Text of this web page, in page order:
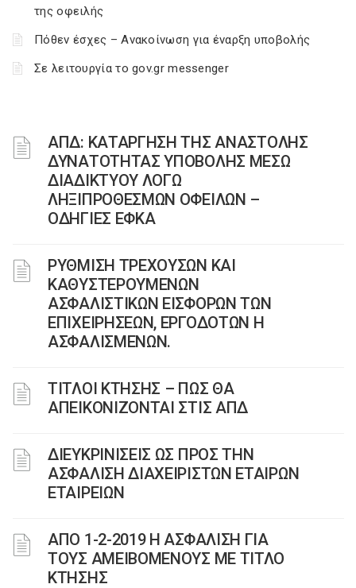
της οφειλής
Πόθεν έσχες – Ανακοίνωση για έναρξη υποβολής
Σε λειτουργία το gov.gr messenger
ΑΠΔ: ΚΑΤΑΡΓΗΣΗ ΤΗΣ ΑΝΑΣΤΟΛΗΣ
ΔΥΝΑΤΟΤΗΤΑΣ ΥΠΟΒΟΛΗΣ ΜΕΣΩ
ΔΙΑΔΙΚΤΥΟΥ ΛΟΓΩ
ΛΗΞΙΠΡΟΘΕΣΜΩΝ ΟΦΕΙΛΩΝ –
ΟΔΗΓΙΕΣ ΕΦΚΑ
ΡΥΘΜΙΣΗ ΤΡΕΧΟΥΣΩΝ ΚΑΙ
ΚΑΘΥΣΤΕΡΟΥΜΕΝΩΝ
ΑΣΦΑΛΙΣΤΙΚΩΝ ΕΙΣΦΟΡΩΝ ΤΩΝ
ΕΠΙΧΕΙΡΗΣΕΩΝ, ΕΡΓΟΔΟΤΩΝ Η
ΑΣΦΑΛΙΣΜΕΝΩΝ.
ΤΙΤΛΟΙ ΚΤΗΣΗΣ – ΠΩΣ ΘΑ
ΑΠΕΙΚΟΝΙΖΟΝΤΑΙ ΣΤΙΣ ΑΠΔ
ΔΙΕΥΚΡΙΝΙΣΕΙΣ ΩΣ ΠΡΟΣ ΤΗΝ
ΑΣΦΑΛΙΣΗ ΔΙΑΧΕΙΡΙΣΤΩΝ ΕΤΑΙΡΩΝ
ΕΤΑΙΡΕΙΩΝ
ΑΠΟ 1-2-2019 Η ΑΣΦΑΛΙΣΗ ΓΙΑ
ΤΟΥΣ ΑΜΕΙΒΟΜΕΝΟΥΣ ΜΕ ΤΙΤΛΟ
ΚΤΗΣΗΣ